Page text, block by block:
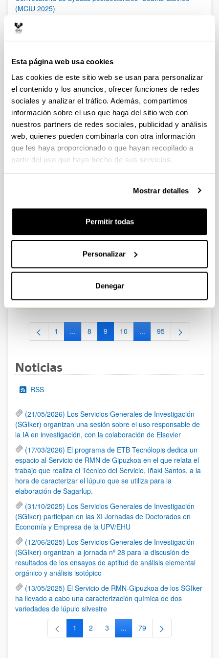
Esta página web usa cookies
Las cookies de este sitio web se usan para personalizar
el contenido y los anuncios, ofrecer funciones de redes
sociales y analizar el tráfico. Además, compartimos
información sobre el uso que haga del sitio web con
nuestros partners de redes sociales, publicidad y análisis
web, quienes pueden combinarla con otra información
que les haya proporcionado o que hayan recopilado a
partir del uso que haya hecho de sus servicios.
Mostrar detalles
Permitir todas
Personalizar
Denegar
(MCIU 2025)
presentación: 27/02/2026)
ayudas hasta el 27 de febrero de 2026, incluido. El plazo de
febrero a las 13:30
Ayudas a la movilidad para personas contratadas
predoctorales del Gobierno Vasco [EGONLABUR] 2026
Modalidad B
Plazo de presentación cerrado (Fecha de fin del plazo de
presentación: 16/02/2026)
Se ha publicado la convocatoria
predoctorales del Gobierno Vasco [EGONLABUR] 2026
Se ha publicado la convocatoria
CONVOCATORIA PARA LA CONTRATACIÓN DE
PERSONAL INVESTIGADOR EN FORMACIÓN EN LA EHU
GRUPO/PROYECTO DE INVESTIGACIÓN 2025-II
Plazo de presentación cerrado: 15/10/2025 - 23/10/2025
19/01/2026. Resolución definitiva de adjudicados y excluidos.
Página
1 ...Páginas intermedias Use TAB para
Página
8 Página
9 Página
10 ...Páginas intermedias
Página
95
Noticias
RSS
(21/05/2026) Los Servicios Generales de Investigación
(SGIker) organizan una sesión sobre el uso responsable de
la IA en investigación, con la colaboración de Elsevier
(17/03/2026) El programa de ETB Tecnólopis dedica un
espacio al Servicio de RMN de Gipuzkoa en el que relata el
trabajo que realiza el Técnico del Servicio, Iñaki Santos, a la
hora de caracterizar el lúpulo que se utiliza para la
elaboración de Sagarlup.
(31/10/2025) Los Servicios Generales de Investigación
(SGIker) participan en las XI Jornadas de Doctorados en
Economía y Empresa de la UPV/EHU
(12/06/2025) Los Servicios Generales de Investigación
(SGIker) organizan la jornada nº 28 para la discusión de
resultados de los ensayos de aptitud de análisis elemental
orgánico y análisis isotópico
(13/05/2025) El Servicio de RMN-Gipuzkoa de los SGIker
ha llevado a cabo una caracterización química de dos
variedades de lúpulo silvestre
Página
1 Página
2 Página
3 ...Páginas intermedias Use TAB
Página
79